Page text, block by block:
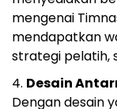
mengenai
mendapatkan
strategi pelatih,
Desain
Dengan desain